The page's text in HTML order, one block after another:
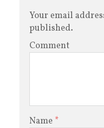
Your email
published.
Comment
Name *